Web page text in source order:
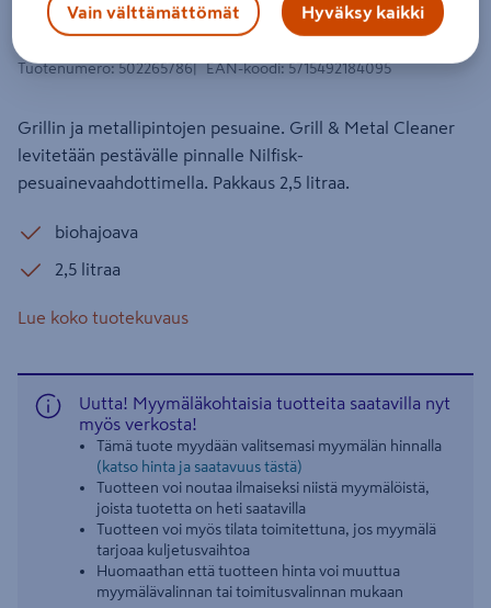
Metal Cleaner 2,5l
Tuotenumero:502265786 EAN-koodi:5715492184095
Grillin ja metallipintojen pesuaine. Grill & Metal Cleaner
levitetään pestävälle pinnalle Nilfisk-
pesuainevaahdottimella. Pakkaus 2,5 litraa.
biohajoava
2,5 litraa
Lue koko tuotekuvaus
Uutta! Myymäläkohtaisia tuotteita saatavilla nyt
myös verkosta!
Tämä tuote myydään valitsemasi myymälän hinnalla
(katso hinta ja saatavuus tästä)
Tuotteen voi noutaa ilmaiseksi niistä myymälöistä,
joista tuotetta on heti saatavilla
Tuotteen voi myös tilata toimitettuna, jos myymälä
tarjoaa kuljetusvaihtoa
Huomaathan että tuotteen hinta voi muuttua
myymälävalinnan tai toimitusvalinnan mukaan
Vain välttämättömät Hyväksy kaikki